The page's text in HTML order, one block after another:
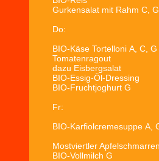
Gurkensalat mit Rahm C,
Do:
BIO-Käse Tortelloni A, C, G
Tomatenragout
dazu Eisbergsalat
BIO-Essig-Öl-Dressing
BIO-Fruchtjoghurt G
Fr:
BIO-Karfiolcremesuppe A,
Mostviertler
BIO-Vollmilch G